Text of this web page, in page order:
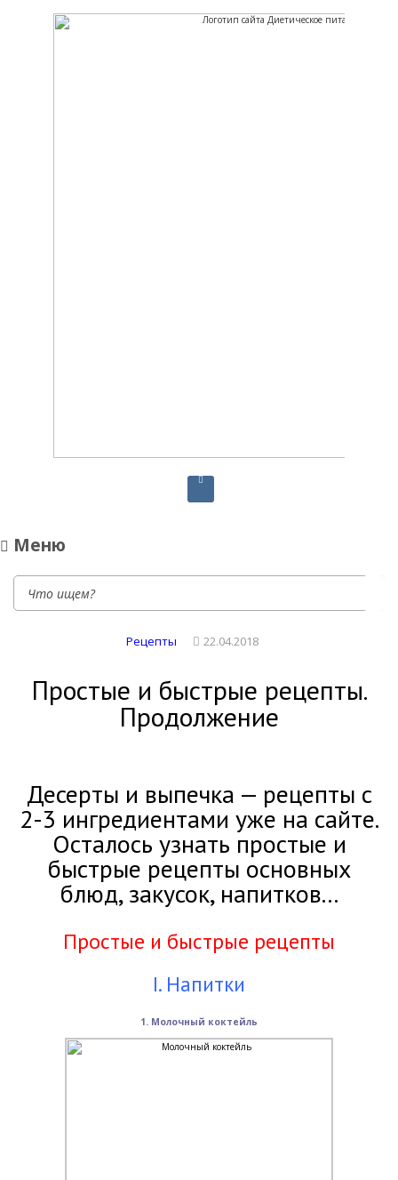
Диетическое питание
Диетическое питание — рецепты на каждый день
Меню
Рецепты 22.04.2018
Простые и быстрые рецепты.
Продолжение
Десерты и выпечка — рецепты с
2-3 ингредиентами уже на сайте.
Осталось узнать простые и
быстрые рецепты основных
блюд, закусок, напитков...
Простые и быстрые рецепты
I. Напитки
1. Молочный коктейль